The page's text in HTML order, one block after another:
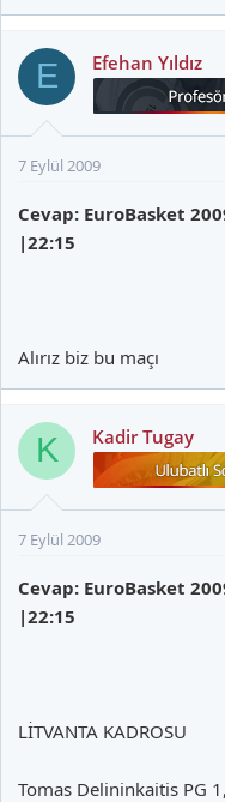
E Efehan Yıldız
7 Eylül 2009
Cevap: EuroBasket
|22:15
Alırız biz bu maçı
K Kadir Tugay
7 Eylül 2009
Cevap: EuroBasket
|22:15
LİTVANTA KADROSU
Tomas Delininkaitis PG